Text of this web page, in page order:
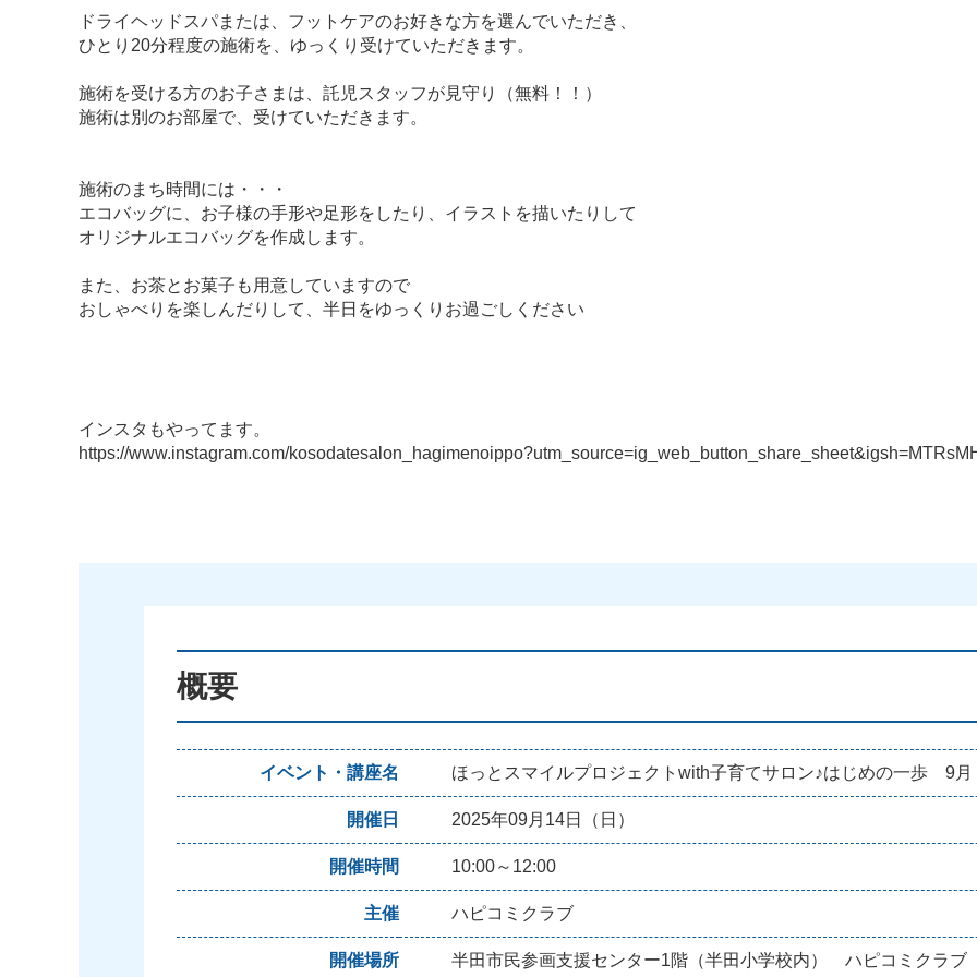
ドライヘッドスパまたは、フットケアのお好きな方を選んでいただき、
ひとり20分程度の施術を、ゆっくり受けていただきます。
施術を受ける方のお子さまは、託児スタッフが見守り（無料！！）
施術は別のお部屋で、受けていただきます。
施術のまち時間には・・・
エコバッグに、お子様の手形や足形をしたり、イラストを描いたりして
オリジナルエコバッグを作成します。
また、お茶とお菓子も用意していますので
おしゃべりを楽しんだりして、半日をゆっくりお過ごしください
インスタもやってます。
https://www.instagram.com/
概要
イベント・講座名 ほっとスマイルプロジェクトwith子育てサロン♪はじめの一歩 9月
開催日 2025年09月14日（日）
開催時間 10:00～12:00
主催 ハピコミクラブ
開催場所 半田市民参画支援センター1階（半田小学校内） ハピコミクラブ